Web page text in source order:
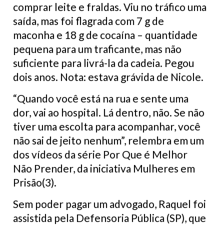
comprar leite e fraldas. Viu no tráfico uma
saída, mas foi flagrada com 7 g de
maconha e 18 g de cocaína – quantidade
pequena para um traficante, mas não
suficiente para livrá-la da cadeia. Pegou
dois anos. Nota: estava grávida de Nicole.
“Quando você está na rua e sente uma
dor, vai ao hospital. Lá dentro, não. Se não
tiver uma escolta para acompanhar, você
não sai de jeito nenhum”, relembra em um
dos vídeos da série Por Que é Melhor
Não Prender, da iniciativa Mulheres em
Prisão(3).
Sem poder pagar um advogado, Raquel foi
assistida pela Defensoria Pública (SP), que